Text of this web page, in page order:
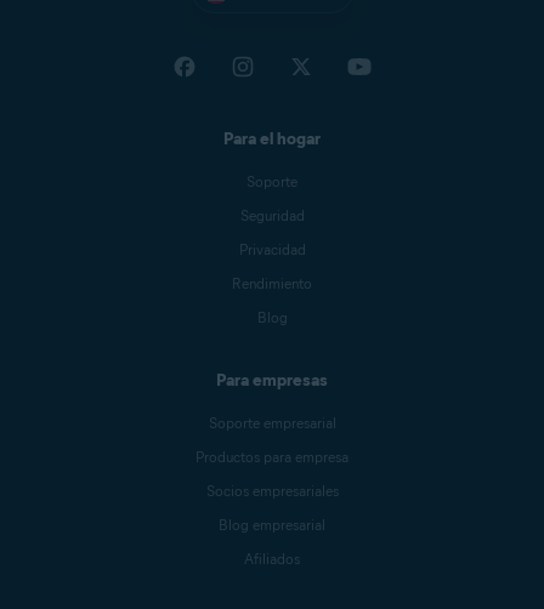
Para el hogar
Soporte
Seguridad
Privacidad
Rendimiento
Blog
Para empresas
Soporte empresarial
Productos para empresa
Socios empresariales
Blog empresarial
Afiliados